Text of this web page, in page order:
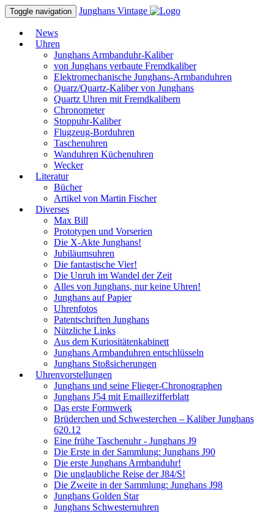
Toggle navigation Junghans Vintage
News
Uhren
Junghans Armbanduhr-Kaliber
von Junghans verbaute Fremdkaliber
Elektromechanische Junghans-Armbanduhren
Quarz/Quartz-Kaliber von Junghans
Quartz Uhren mit Fremdkalibern
Chronometer
Stoppuhr-Kaliber
Flugzeug-Borduhren
Taschenuhren
Wanduhren Küchenuhren
Wecker
Literatur
Bücher
Artikel von Martin Fischer
Diverses
Max Bill
Prototypen und Vorserien
Die X-Akte Junghans!
Jubiläumsuhren
Die fantastische Vier!
Die Unruh im Wandel der Zeit
Alles von Junghans, nur keine Uhren!
Junghans auf Papier
Uhrenfotos
Patentschriften Junghans
Nützliche Links
Aus dem Kuriositätenkabinett
Junghans Armbanduhren entschlüsseln
Junghans Stoßsicherungen
Uhrenvorstellungen
Junghans und seine Flieger-Chronographen
Junghans J54 mit Emaillezifferblatt
Das erste Formwerk
Brüderchen und Schwesterchen – Kaliber Junghans
620.12
Eine frühe Taschenuhr - Junghans J9
Die Erste in der Sammlung: Junghans J90
Die erste Junghans Armbanduhr!
Die unglaubliche Reise der J84/S!
Die Zweite in der Sammlung: Junghans J98
Junghans Golden Star
Junghans Schwesternuhren